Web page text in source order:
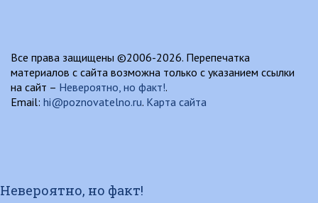
Все права защищены ©2006-2026. Перепечатка
материалов с сайта возможна только с указанием ссылки
на сайт – Невероятно, но факт!.
Email: hi@poznovatelno.ru. Карта сайта
Невероятно, но факт!